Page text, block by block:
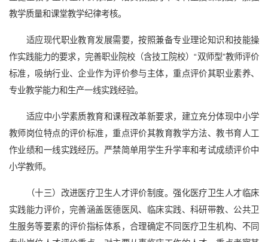
教学质量和课堂教学纪律考核。
适应现代职业教育发展需要，按照兼备专业理论知识和技能操
作实践能力的要求，完善职业院校（含技工院校）“双师型”教师评价
标准，吸纳行业、企业作为评价参与主体，重点评价其职业素养、
专业教学能力和生产一线实践经验。
适应中小学素质教育和课程改革新要求，建立充分体现中小学
教师岗位特点的评价标准，重点评价其教育教学方法、教书育人工
作业绩和一线实践经历。严禁简单用学生升学率和考试成绩评价中
小学教师。
（十三）改进医疗卫生人才评价制度。强化医疗卫生人才临床
实践能力评价，完善涵盖医德医风、临床实践、科研带教、公共卫
生服务等要素的评价指标体系，合理确定不同医疗卫生机构、不同